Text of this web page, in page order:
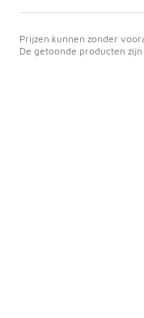
Prijzen kunnen zonder
De getoonde producten